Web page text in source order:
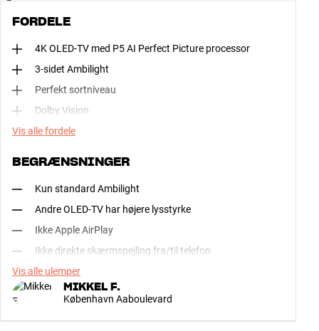
FORDELE
4K OLED-TV med P5 AI Perfect Picture processor
3-sidet Ambilight
Perfekt sortniveau
Dolby Vision
Vis alle fordele
BEGRÆNSNINGER
Kun standard Ambilight
Andre OLED-TV har højere lysstyrke
Ikke Apple AirPlay
Ikke direkte skærmspejling fra/til telefon
Vis alle ulemper
MIKKEL F.
København Aaboulevard